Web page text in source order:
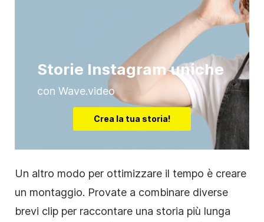
Storie Instagram uniche
con Wave.video
Crea la tua storia!
Un altro modo per ottimizzare il tempo è creare
un montaggio. Provate a combinare diverse
brevi clip per raccontare una storia più lunga